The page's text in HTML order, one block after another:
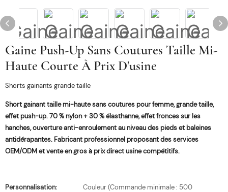
Gaine Push-Up Sans Coutures Taille Mi-
Haute Courte À Prix D'usine
Shorts gainants grande taille
Short gainant taille mi-haute sans coutures pour femme, grande taille,
effet push-up. 70 % nylon + 30 % élasthanne, effet fronces sur les
hanches, ouverture anti-enroulement au niveau des pieds et baleines
antidérapantes. Fabricant professionnel proposant des services
OEM/ODM et vente en gros à prix direct usine compétitifs.
Personnalisation:
Couleur (Commande minimale : 500